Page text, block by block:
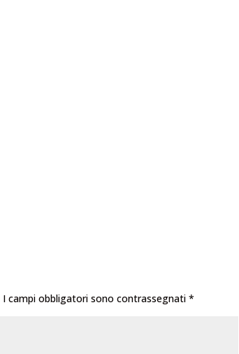
I campi obbligatori sono contrassegnati*